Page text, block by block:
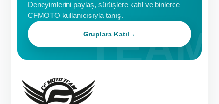
Deneyimlerini paylaş, sürüşlere katıl ve binlerce
CFMOTO kullanıcısıyla tanış.
Gruplara Katıl→